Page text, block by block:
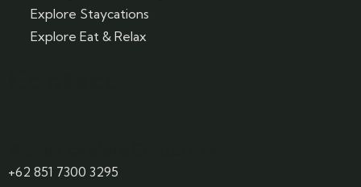
Explore Staycations
Explore Eat & Relax
+62 851 7300 3295